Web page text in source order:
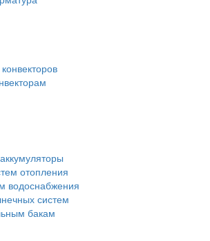
отопления
водоснабжения
систем
бакам